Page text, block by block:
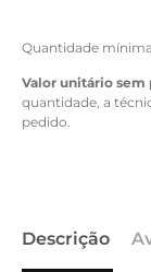
Quantidade
Valor unitário sem
quantidade, a
pedido.
Descrição